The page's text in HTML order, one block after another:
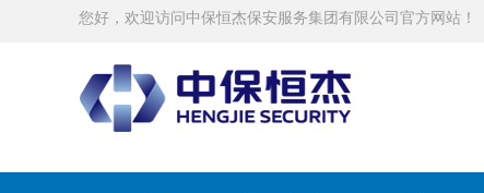
您好，欢迎访问中保恒杰保安服务集团有限公司官方网站！